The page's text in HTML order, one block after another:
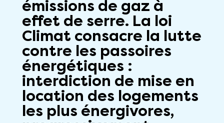
émissions de gaz à
effet de serre. La loi
Climat consacre la lutte
contre les passoires
énergétiques :
interdiction de mise en
location des logements
les plus énergivores,